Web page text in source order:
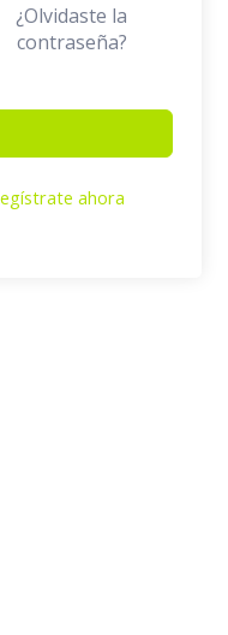
¿Olvidaste la
contraseña?
ahora